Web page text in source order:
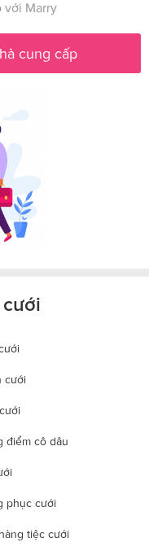
với Marry
cung cấp
cưới
điểm cô dâu
phục cưới
tiệc cưới